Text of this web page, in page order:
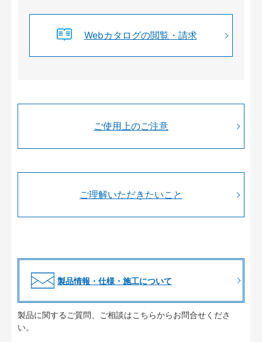
Webカタログの閲覧・請求
ご使用上のご注意
ご理解いただきたいこと
製品情報・仕様・施工について
製品に関するご質問、ご相談はこちらからお問合せくださ
い。